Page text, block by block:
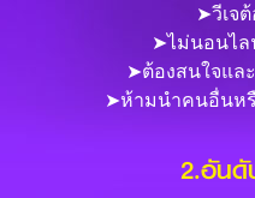
➤วีเจ
➤ไม่นอนไล
➤ต้องสนใจแล
➤ห้ามนำคนอื่นหรื
2.อันดั